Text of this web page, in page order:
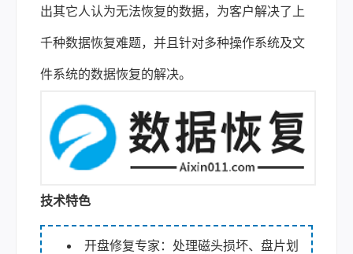
出其它人认为无法恢复的数据，为客户解决了上
千种数据恢复难题，并且针对多种操作系统及文
件系统的数据恢复的解决。
技术特色
开盘修复专家：处理磁头损坏、盘片划